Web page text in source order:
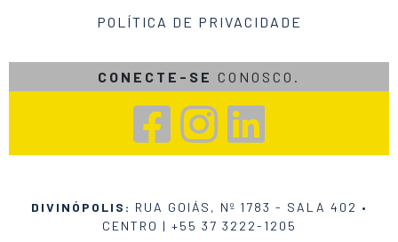
POLÍTICA DE PRIVACIDADE
CONECTE-SE CONOSCO.
DIVINÓPOLIS: RUA GOIÁS, Nº 1783 - SALA 402 •
CENTRO | +55 37 3222-1205